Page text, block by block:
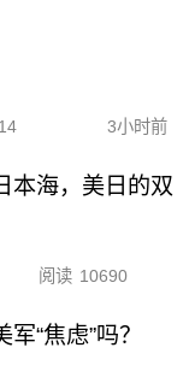
3小时前
本海，美日的双
阅读 10690
“焦虑”吗？